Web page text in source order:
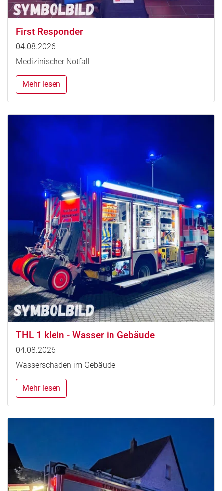
First Responder
04.08.2026
Medizinischer Notfall
Mehr lesen
THL 1 klein - Wasser in Gebäude
04.08.2026
Wasserschaden im Gebäude
Mehr lesen